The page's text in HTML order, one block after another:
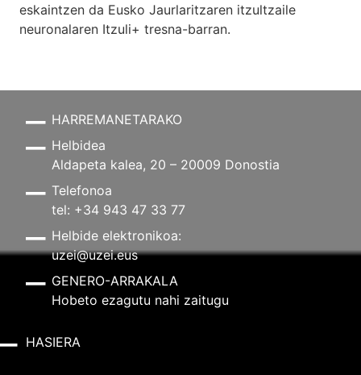
eskaintzen da Eusko Jaurlaritzaren itzultzaile
neuronalaren Itzuli+ tresna-barran.
HARREMANETARAKO
Helbidea
Aldapeta kalea, 20 – 20009 Donostia
Telefonoa
tel: +34 943 47 33 77
Helbide elektronikoa:
uzei@uzei.eus
GENERO-ARRAKALA
Hobeto ezagutu nahi zaitugu
HASIERA